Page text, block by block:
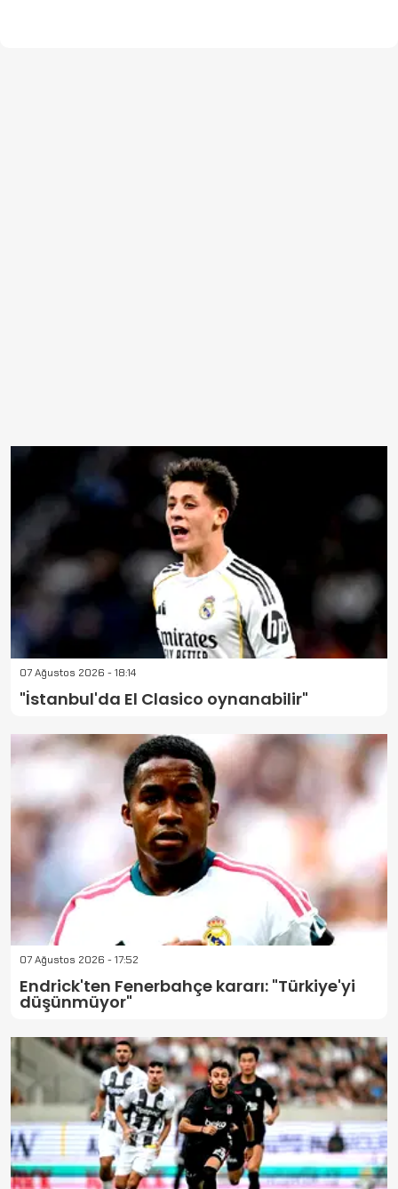
07 Ağustos 2026 - 18:14
"İstanbul'da El Clasico oynanabilir"
07 Ağustos 2026 - 17:52
Endrick'ten Fenerbahçe kararı: "Türkiye'yi
düşünmüyor"